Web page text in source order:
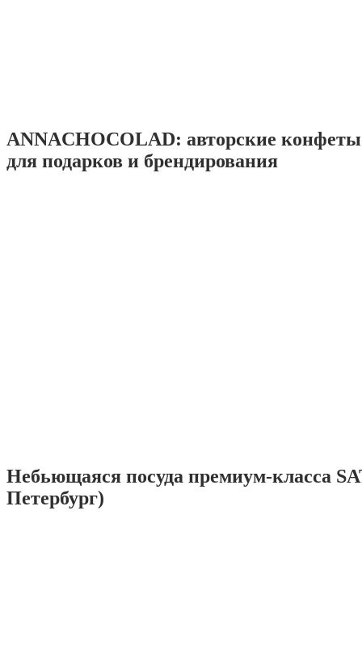
ANNACHOCOLAD: авторские
для подарков и брендирования
Небьющаяся посуда премиум-класса
Петербург)